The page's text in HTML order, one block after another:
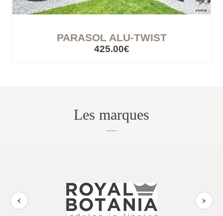
PARASOL ALU-TWIST
425.00€
Les marques